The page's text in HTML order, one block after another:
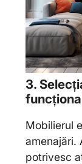
3.
Mobilierul
amenajări.
potrivesc